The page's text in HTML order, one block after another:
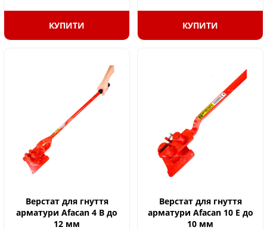
КУПИТИ КУПИТИ
Верстат для гнуття
арматури Afacan 4 В до
12 мм
Верстат для гнуття
арматури Afacan 10 Е до
10 мм